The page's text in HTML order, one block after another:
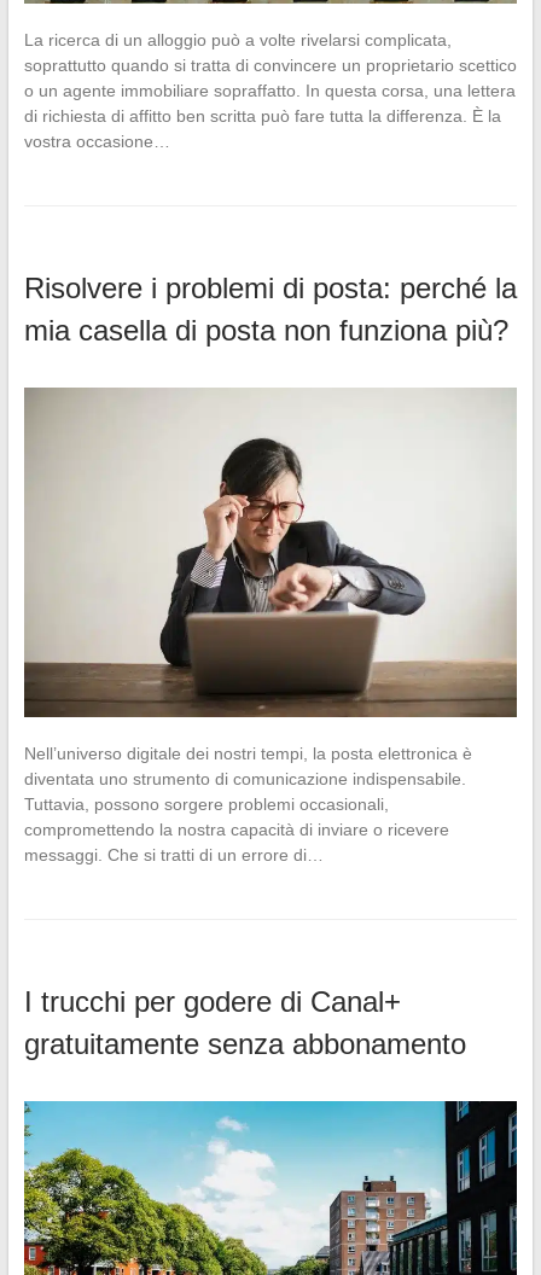
La ricerca di un alloggio può a volte rivelarsi complicata,
soprattutto quando si tratta di convincere un proprietario scettico
o un agente immobiliare sopraffatto. In questa corsa, una lettera
di richiesta di affitto ben scritta può fare tutta la differenza. È la
vostra occasione…
Risolvere i problemi di posta: perché la
mia casella di posta non funziona più?
Nell’universo digitale dei nostri tempi, la posta elettronica è
diventata uno strumento di comunicazione indispensabile.
Tuttavia, possono sorgere problemi occasionali,
compromettendo la nostra capacità di inviare o ricevere
messaggi. Che si tratti di un errore di…
I trucchi per godere di Canal+
gratuitamente senza abbonamento